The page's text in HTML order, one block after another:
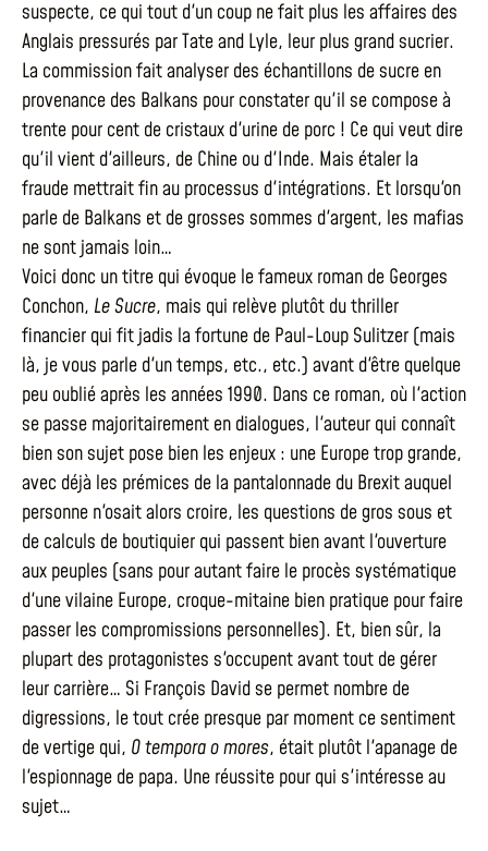
suspecte, ce qui tout d'un coup ne fait plus les affaires des
Anglais pressurés par Tate and Lyle, leur plus grand sucrier.
La commission fait analyser des échantillons de sucre en
provenance des Balkans pour constater qu'il se compose à
trente pour cent de cristaux d'urine de porc ! Ce qui veut dire
qu'il vient d'ailleurs, de Chine ou d'Inde. Mais étaler la
fraude mettrait fin au processus d'intégrations. Et lorsqu'on
parle de Balkans et de grosses sommes d'argent, les mafias
ne sont jamais loin…
Voici donc un titre qui évoque le fameux roman de Georges
Conchon, Le Sucre, mais qui relève plutôt du thriller
financier qui fit jadis la fortune de Paul-Loup Sulitzer (mais
là, je vous parle d'un temps, etc., etc.) avant d'être quelque
peu oublié après les années 1990. Dans ce roman, où l'action
se passe majoritairement en dialogues, l'auteur qui connaît
bien son sujet pose bien les enjeux : une Europe trop grande,
avec déjà les prémices de la pantalonnade du Brexit auquel
personne n'osait alors croire, les questions de gros sous et
de calculs de boutiquier qui passent bien avant l'ouverture
aux peuples (sans pour autant faire le procès systématique
d'une vilaine Europe, croque-mitaine bien pratique pour faire
passer les compromissions personnelles). Et, bien sûr, la
plupart des protagonistes s'occupent avant tout de gérer
leur carrière… Si François David se permet nombre de
digressions, le tout crée presque par moment ce sentiment
de vertige qui, O tempora o mores, était plutôt l'apanage de
l'espionnage de papa. Une réussite pour qui s'intéresse au
sujet…